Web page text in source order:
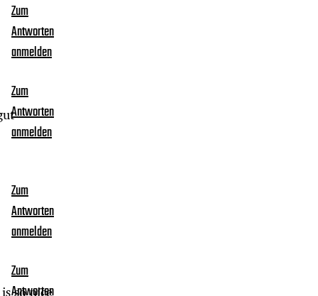
Zum
Antworten
anmelden
Zum
Antworten
anmelden
Zum
Antworten
anmelden
so nice
Zum